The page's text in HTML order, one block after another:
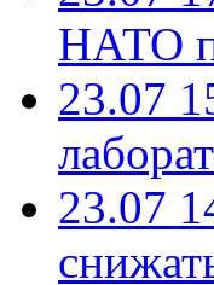
НАТО
23.07
23.07